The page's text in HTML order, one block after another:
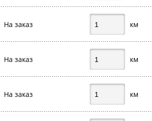
На заказ км
На заказ км
На заказ км